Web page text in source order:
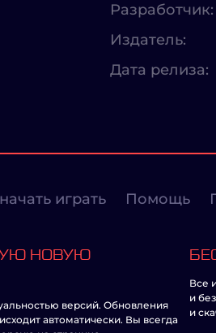
Разработчик:
Издатель:
Дата релиза:
играть Помощь
НОВУЮ
версий. Обновления
автоматически. Вы всегда
Все
и
и